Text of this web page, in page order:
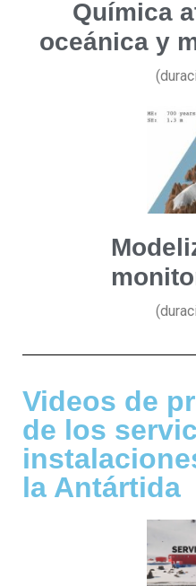
Química
oceánica y
Videos de
de los
la Antártida